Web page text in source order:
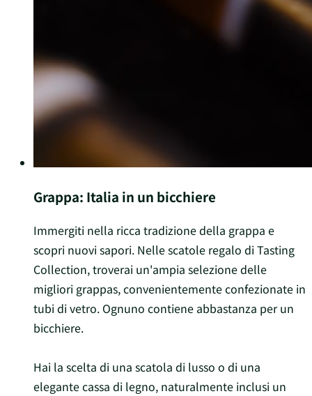
Grappa: Italia in un bicchiere
Immergiti nella ricca tradizione della grappa e
scopri nuovi sapori. Nelle scatole regalo di Tasting
Collection, troverai un'ampia selezione delle
migliori grappas, convenientemente confezionate in
tubi di vetro. Ognuno contiene abbastanza per un
bicchiere.
Hai la scelta di una scatola di lusso o di una
elegante cassa di legno, naturalmente inclusi un